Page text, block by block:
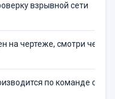
взрывной сети
на чертеже, смотри черт.
по команде